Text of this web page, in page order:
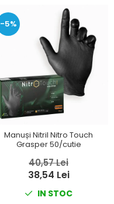
-5%
Manuși Nitril Nitro Touch
Grasper 50/cutie
40,57 Lei
38,54 Lei
IN STOC